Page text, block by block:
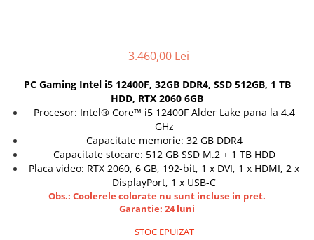
Calculatoare All-in-One RENEW
Componente All-in-One
3.460,00 Lei
PC Gaming Intel i5 12400F, 32GB DDR4, SSD 512GB, 1 TB
HDD, RTX 2060 6GB
Procesor: Intel® Core™ i5 12400F Alder Lake pana la 4.4
GHz
Capacitate memorie: 32 GB DDR4
Capacitate stocare: 512 GB SSD M.2 + 1 TB HDD
Placa video: RTX 2060, 6 GB, 192-bit, 1 x DVI, 1 x HDMI, 2 x
DisplayPort, 1 x USB-C
Obs.: Coolerele colorate nu sunt incluse in pret.
Garantie: 24 luni
STOC EPUIZAT